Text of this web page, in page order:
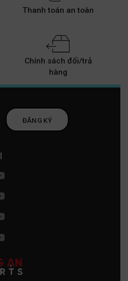
Thanh toán an toàn
Chính sách đổi/trả
hàng
ĐĂNG KÝ